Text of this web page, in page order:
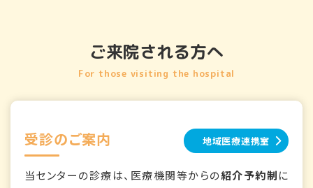
ご来院される方へ
For those visiting the hospital
受診のご案内 地域医療連携室
当センターの診療は、医療機関等からの紹介予約制に